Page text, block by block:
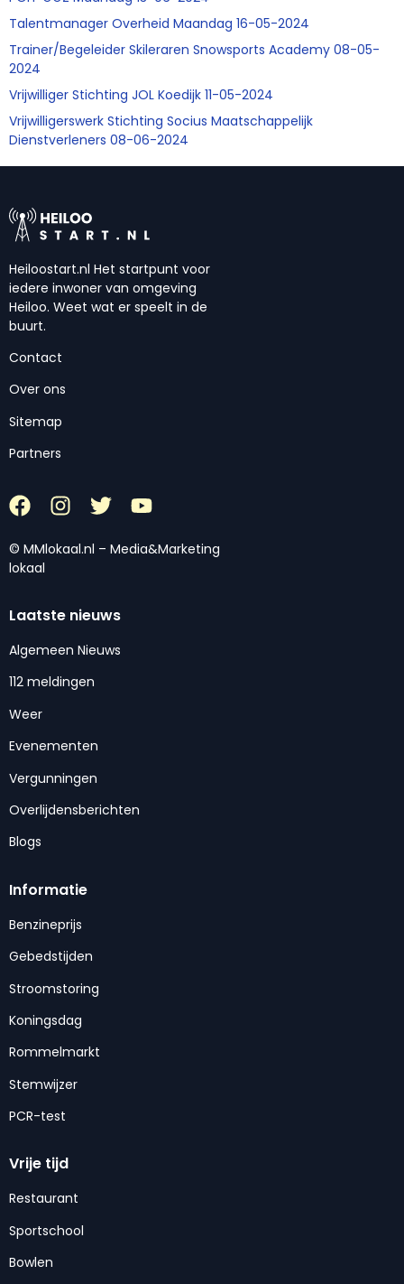
Talentmanager Overheid Maandag 16-05-2024
Trainer/Begeleider Skileraren Snowsports Academy 08-05-
2024
Vrijwilliger Stichting JOL Koedijk 11-05-2024
Vrijwilligerswerk Stichting Socius Maatschappelijk
Dienstverleners 08-06-2024
Heiloostart.nl Het startpunt voor
iedere inwoner van omgeving
Heiloo. Weet wat er speelt in de
buurt.
Contact
Over ons
Sitemap
Partners
© MMlokaal.nl – Media&Marketing
lokaal
Laatste nieuws
Algemeen Nieuws
112 meldingen
Weer
Evenementen
Vergunningen
Overlijdensberichten
Blogs
Informatie
Benzineprijs
Gebedstijden
Stroomstoring
Koningsdag
Rommelmarkt
Stemwijzer
PCR-test
Vrije tijd
Restaurant
Sportschool
Bowlen